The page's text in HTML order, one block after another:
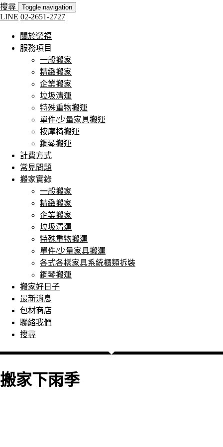
搜尋 Toggle navigation
LINE 02-2651-2727
關於榮福
服務項目
一般搬家
精緻搬家
企業搬家
垃圾清運
特殊重物搬運
單件/少量家具搬運
按摩椅搬運
鋼琴搬運
計費方式
常見問題
搬家實錄
一般搬家
精緻搬家
企業搬家
垃圾清運
特殊重物搬運
單件/少量家具搬運
各式各樣家具系統櫃類拆裝
鋼琴搬運
搬家好日子
最新消息
包材商店
聯絡我們
搜尋
搬家下雨季